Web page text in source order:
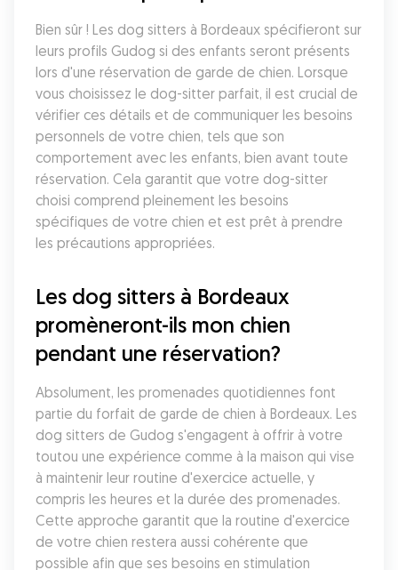
Bien sûr ! Les dog sitters à Bordeaux spécifieront sur
leurs profils Gudog si des enfants seront présents
lors d'une réservation de garde de chien. Lorsque
vous choisissez le dog-sitter parfait, il est crucial de
vérifier ces détails et de communiquer les besoins
personnels de votre chien, tels que son
comportement avec les enfants, bien avant toute
réservation. Cela garantit que votre dog-sitter
choisi comprend pleinement les besoins
spécifiques de votre chien et est prêt à prendre
les précautions appropriées.
Les dog sitters à Bordeaux
promèneront-ils mon chien
pendant une réservation?
Absolument, les promenades quotidiennes font
partie du forfait de garde de chien à Bordeaux. Les
dog sitters de Gudog s'engagent à offrir à votre
toutou une expérience comme à la maison qui vise
à maintenir leur routine d'exercice actuelle, y
compris les heures et la durée des promenades.
Cette approche garantit que la routine d'exercice
de votre chien restera aussi cohérente que
possible afin que ses besoins en stimulation